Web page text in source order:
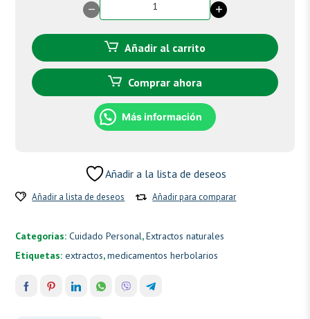
sor
Bardana
cantidad
Añadir al carrito
Comprar ahora
Más información
Añadir a la lista de deseos
Añadir a lista de deseos Añadir para comparar
Categorías:Cuidado Personal,Extractos naturales
Etiquetas:extractos,medicamentos herbolarios